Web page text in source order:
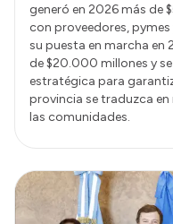
Login
generó en 2026 más de
con proveedores,
su puesta en marcha en
de $20.000 millones y
estratégica para
provincia se traduzca
las comunidades.